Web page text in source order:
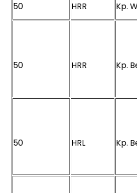
50 HRR Kp.
50 HRR Kp.
50 HRL Kp.